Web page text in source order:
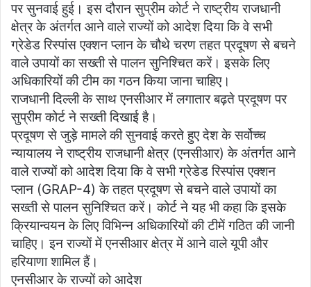
पर सुनवाई हुई। इस दौरान सुप्रीम कोर्ट ने राष्ट्रीय राजधानी
क्षेत्र के अंतर्गत आने वाले राज्यों को आदेश दिया कि वे सभी
ग्रेडेड रिस्पांस एक्शन प्लान के चौथे चरण तहत प्रदूषण से बचने
वाले उपायों का सख्ती से पालन सुनिश्चित करें। इसके लिए
अधिकारियों की टीम का गठन किया जाना चाहिए।
राजधानी दिल्ली के साथ एनसीआर में लगातार बढ़ते प्रदूषण पर
सुप्रीम कोर्ट ने सख्ती दिखाई है।
प्रदूषण से जुड़े मामले की सुनवाई करते हुए देश के सर्वोच्च
न्यायालय ने राष्ट्रीय राजधानी क्षेत्र (एनसीआर) के अंतर्गत आने
वाले राज्यों को आदेश दिया कि वे सभी ग्रेडेड रिस्पांस एक्शन
प्लान (GRAP-4) के तहत प्रदूषण से बचने वाले उपायों का
सख्ती से पालन सुनिश्चित करें। कोर्ट ने यह भी कहा कि इसके
क्रियान्वयन के लिए विभिन्न अधिकारियों की टीमें गठित की जानी
चाहिए। इन राज्यों में एनसीआर क्षेत्र में आने वाले यूपी और
हरियाणा शामिल हैं।
एनसीआर के राज्यों को आदेश